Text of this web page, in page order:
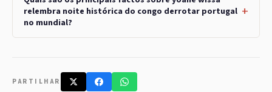
relembra noite histórica do congo derrotar portugal
no mundial?
PARTILHAR